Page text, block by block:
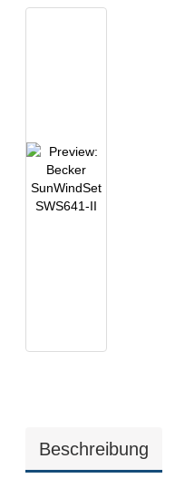
Beschreibung